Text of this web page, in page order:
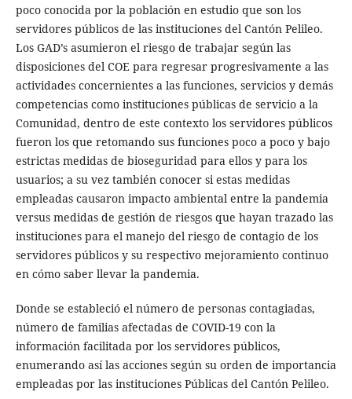
poco conocida por la población en estudio que son los
servidores públicos de las instituciones del Cantón Pelileo.
Los GAD’s asumieron el riesgo de trabajar según las
disposiciones del COE para regresar progresivamente a las
actividades concernientes a las funciones, servicios y demás
competencias como instituciones públicas de servicio a la
Comunidad, dentro de este contexto los servidores públicos
fueron los que retomando sus funciones poco a poco y bajo
estrictas medidas de bioseguridad para ellos y para los
usuarios; a su vez también conocer si estas medidas
empleadas causaron impacto ambiental entre la pandemia
versus medidas de gestión de riesgos que hayan trazado las
instituciones para el manejo del riesgo de contagio de los
servidores públicos y su respectivo mejoramiento continuo
en cómo saber llevar la pandemia.
Donde se estableció el número de personas contagiadas,
número de familias afectadas de COVID-19 con la
información facilitada por los servidores públicos,
enumerando así las acciones según su orden de importancia
empleadas por las instituciones Públicas del Cantón Pelileo.